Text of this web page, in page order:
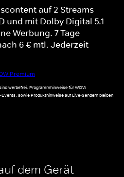
auf 2 Streams
und mit Dolby Digital 5.1
Werbung. 7 Tage
6 € mtl. Jederzeit
Premium
werbefrei. Programmhinweise für WOW
sowie Produkthinweise auf Live-Sendern bleiben
dem Gerät